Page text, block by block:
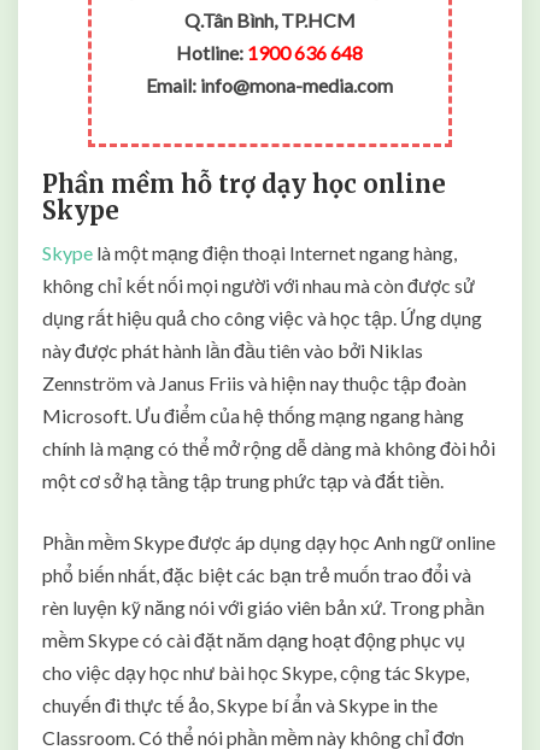
Q.Tân Bình, TP.HCM
Hotline: 1900 636 648
Email: info@mona-media.com
Phần mềm hỗ trợ dạy học online
Skype
Skype là một mạng điện thoại Internet ngang hàng,
không chỉ kết nối mọi người với nhau mà còn được sử
dụng rất hiệu quả cho công việc và học tập. Ứng dụng
này được phát hành lần đầu tiên vào bởi Niklas
Zennström và Janus Friis và hiện nay thuộc tập đoàn
Microsoft. Ưu điểm của hệ thống mạng ngang hàng
chính là mạng có thể mở rộng dễ dàng mà không đòi hỏi
một cơ sở hạ tầng tập trung phức tạp và đắt tiền.
Phần mềm Skype được áp dụng dạy học Anh ngữ online
phổ biến nhất, đặc biệt các bạn trẻ muốn trao đổi và
rèn luyện kỹ năng nói với giáo viên bản xứ. Trong phần
mềm Skype có cài đặt năm dạng hoạt động phục vụ
cho việc dạy học như bài học Skype, cộng tác Skype,
chuyến đi thực tế ảo, Skype bí ẩn và Skype in the
Classroom. Có thể nói phần mềm này không chỉ đơn